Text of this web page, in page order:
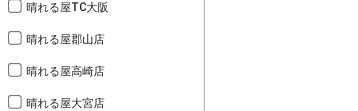
晴れる屋TC大阪
晴れる屋郡山店
晴れる屋高崎店
晴れる屋大宮店